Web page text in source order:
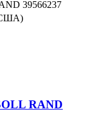
39566237
RAND